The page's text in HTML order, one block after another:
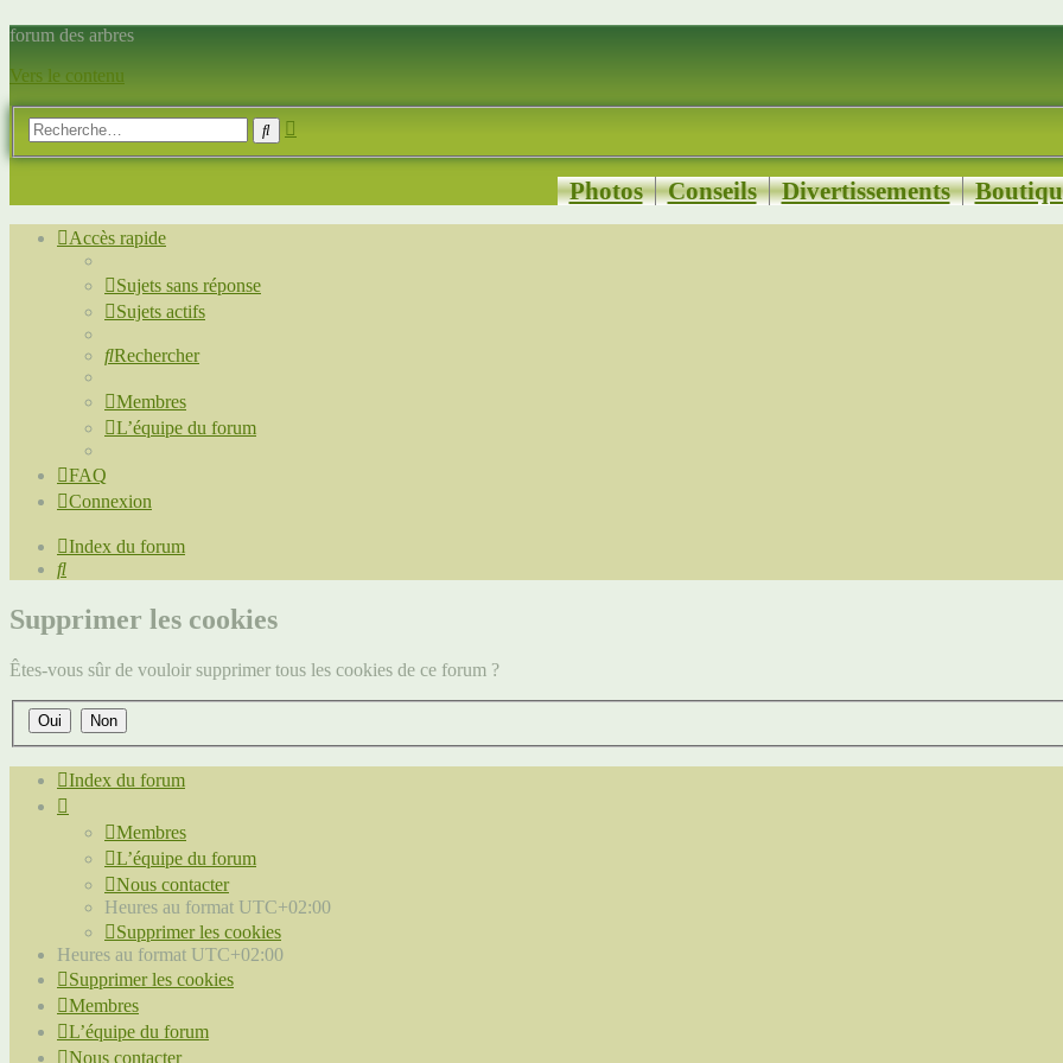
forum des arbres
Vers le contenu
Rechercher
Photos Conseils Divertissements
Accès rapide
Sujets sans réponse
Sujets actifs
Rechercher
Membres
L’équipe du forum
FAQ
Connexion
Index du forum
Rechercher
Supprimer les cookies
Êtes-vous sûr de vouloir supprimer tous les cookies de ce forum ?
Index du forum
Membres
L’équipe du forum
Nous contacter
Heures au format UTC+02:00
Supprimer les cookies
Heures au format UTC+02:00
Supprimer les cookies
Membres
L’équipe du forum
Nous contacter